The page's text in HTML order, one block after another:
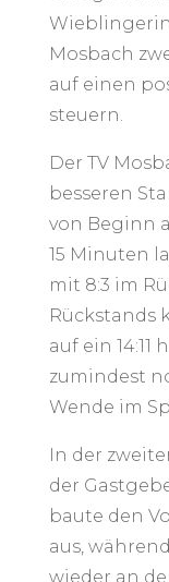
Mosbach
auf einen
steuern.
Der TV
besseren
von Beginn
15 Minuten
mit 8:3 im
Rückstands
auf ein
zumindest
Wende im
In der
der
baute den
aus,
wieder an